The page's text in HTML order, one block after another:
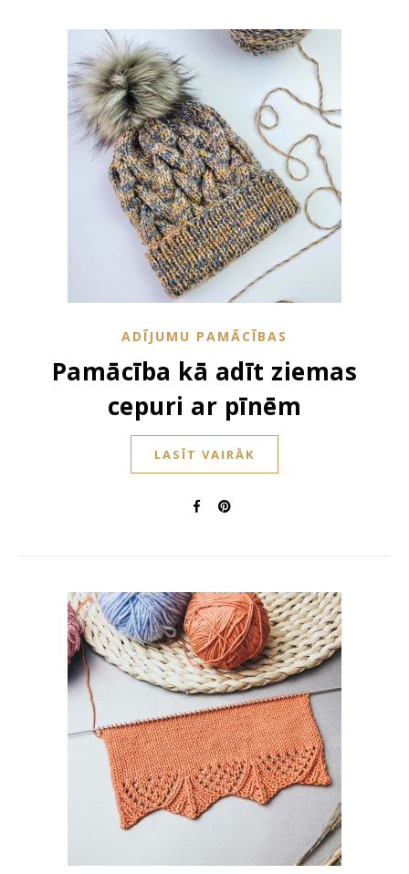
ADĪJUMU PAMĀCĪBAS
Pamācība kā adīt ziemas
cepuri ar pīnēm
LASĪT VAIRĀK